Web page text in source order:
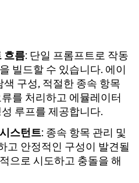
흐름: 단일 프롬프트로 작동
빌드할 수 있습니다. 에이
구성, 적절한 종속 항목
를 처리하고 에뮬레이터
루프를 제공합니다.
스턴트: 종속 항목 관리 및
고 안정적인 구성이 발견될
으로 시도하고 충돌을 해